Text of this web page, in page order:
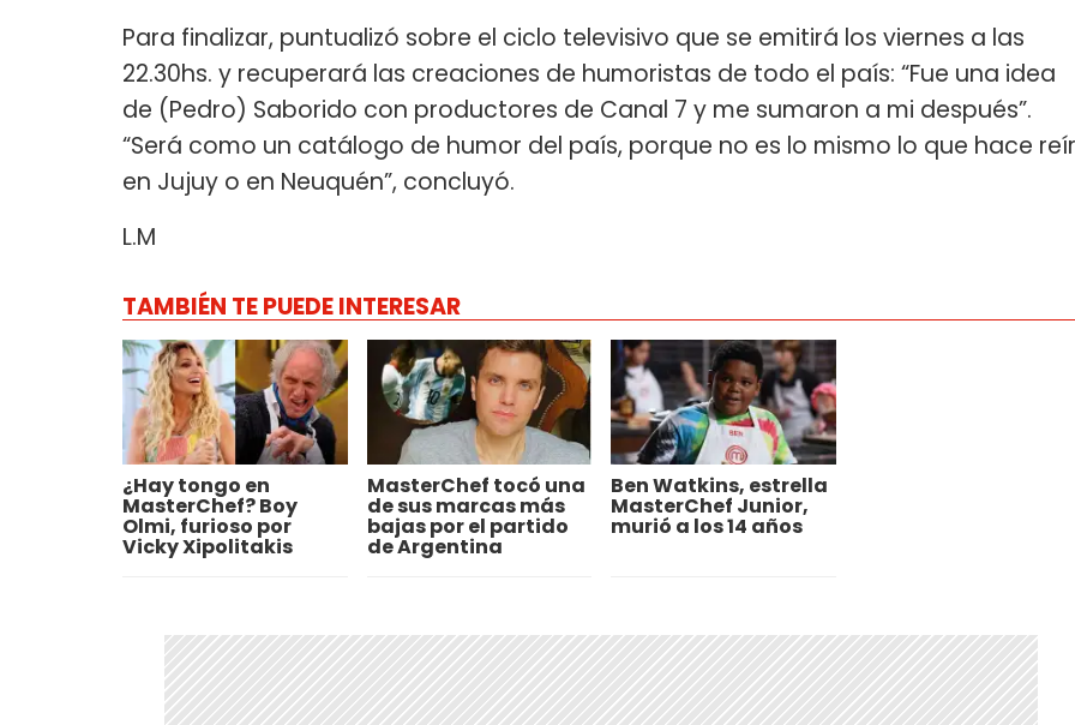
Para finalizar, puntualizó sobre el ciclo televisivo que se emitirá los viernes a las
22.30hs. y recuperará las creaciones de humoristas de todo el país: “Fue una idea
de (Pedro) Saborido con productores de Canal 7 y me sumaron a mi después”.
“Será como un catálogo de humor del país, porque no es lo mismo lo que hace reír
en Jujuy o en Neuquén”, concluyó.
L.M
TAMBIÉN TE PUEDE INTERESAR
¿Hay tongo en
MasterChef? Boy
Olmi, furioso por
Vicky Xipolitakis
MasterChef tocó una
de sus marcas más
bajas por el partido
de Argentina
Ben Watkins, estrella
MasterChef Junior,
murió a los 14 años